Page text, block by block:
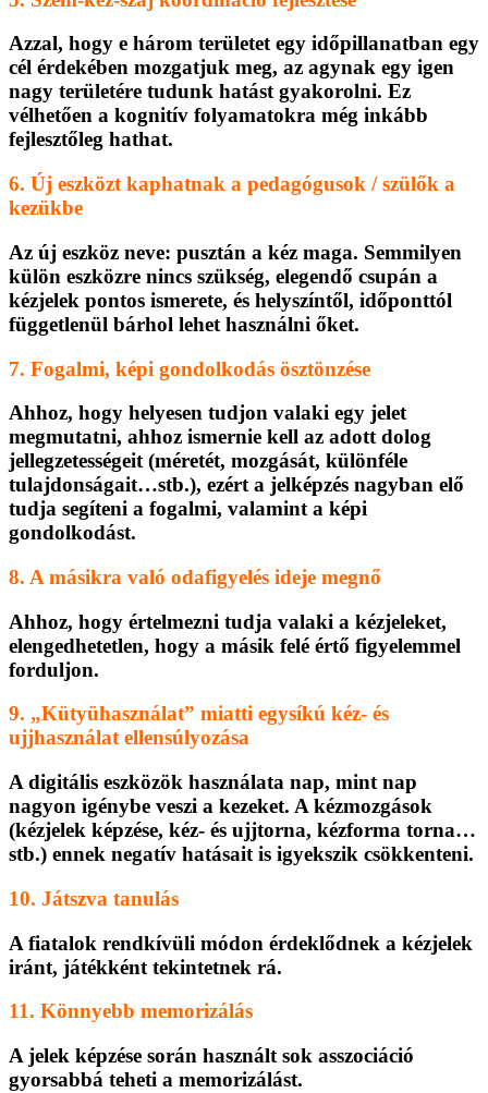
Azzal, hogy e három területet egy időpillanatban egy
cél érdekében mozgatjuk meg, az agynak egy igen
nagy területére tudunk hatást gyakorolni. Ez
vélhetően a kognitív folyamatokra még inkább
fejlesztőleg hathat.
6. Új eszközt kaphatnak a pedagógusok / szülők a
kezükbe
Az új eszköz neve: pusztán a kéz maga. Semmilyen
külön eszközre nincs szükség, elegendő csupán a
kézjelek pontos ismerete, és helyszíntől, időponttól
függetlenül bárhol lehet használni őket.
7. Fogalmi, képi gondolkodás ösztönzése
Ahhoz, hogy helyesen tudjon valaki egy jelet
megmutatni, ahhoz ismernie kell az adott dolog
jellegzetességeit (méretét, mozgását, különféle
tulajdonságait…stb.), ezért a jelképzés nagyban elő
tudja segíteni a fogalmi, valamint a képi
gondolkodást.
8. A másikra való odafigyelés ideje megnő
Ahhoz, hogy értelmezni tudja valaki a kézjeleket,
elengedhetetlen, hogy a másik felé értő figyelemmel
forduljon.
9. „Kütyühasználat” miatti egysíkú kéz- és
ujjhasználat ellensúlyozása
A digitális eszközök használata nap, mint nap
nagyon igénybe veszi a kezeket. A kézmozgások
(kézjelek képzése, kéz- és ujjtorna, kézforma torna…
stb.) ennek negatív hatásait is igyekszik csökkenteni.
10. Játszva tanulás
A fiatalok rendkívüli módon érdeklődnek a kézjelek
iránt, játékként tekintetnek rá.
11. Könnyebb memorizálás
A jelek képzése során használt sok asszociáció
gyorsabbá teheti a memorizálást.